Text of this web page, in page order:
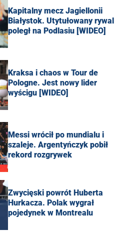
Kapitalny mecz Jagiellonii
Białystok. Utytułowany rywal
poległ na Podlasiu [WIDEO]
Kraksa i chaos w Tour de
Pologne. Jest nowy lider
wyścigu [WIDEO]
Messi wrócił po mundialu i
szaleje. Argentyńczyk pobił
rekord rozgrywek
Zwycięski powrót Huberta
Hurkacza. Polak wygrał
pojedynek w Montrealu